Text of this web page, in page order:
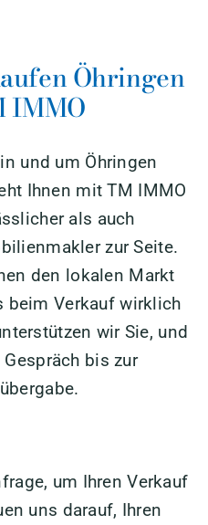
Öhringen
IMMO
und um Öhringen
Ihnen mit TM IMMO
als auch
zur Seite.
den lokalen Markt
beim Verkauf wirklich
wir Sie, und
bis zur
um Ihren Verkauf
uns darauf, Ihren